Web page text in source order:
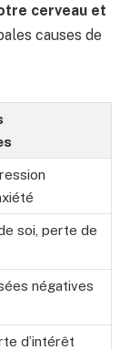
cerveau et
causes de
soi, perte de
négatives
d’intérêt